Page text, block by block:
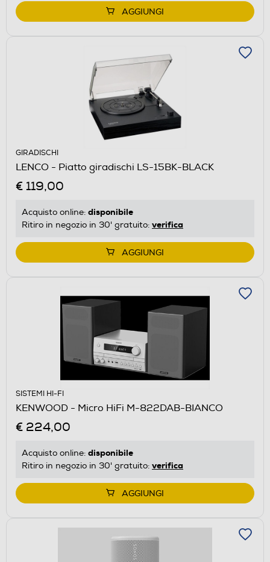
AGGIUNGI
GIRADISCHI
LENCO - Piatto giradischi LS-15BK-BLACK
€ 119,00
Acquisto online: disponibile
Ritiro in negozio in 30' gratuito: verifica
AGGIUNGI
SISTEMI HI-FI
KENWOOD - Micro HiFi M-822DAB-BIANCO
€ 224,00
Acquisto online: disponibile
Ritiro in negozio in 30' gratuito: verifica
AGGIUNGI